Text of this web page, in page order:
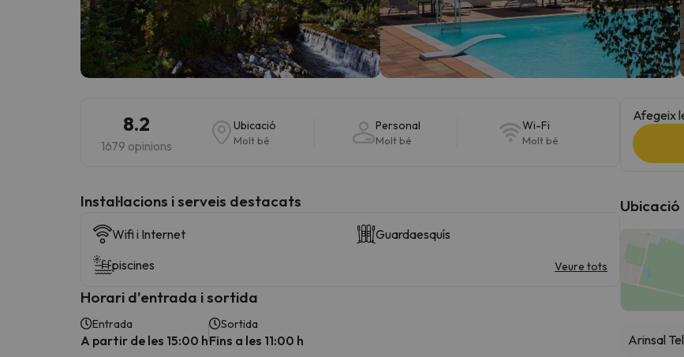
8.2
1679 opinions
Ubicació
Molt bé
Personal
Molt bé
Wi-Fi
Molt bé
Instal·lacions i serveis destacats
Wifi i Internet
Guardaesquís
piscines
Veure tots
Horari d'entrada i sortida
Entrada
A partir de les 15:00 h
Sortida
Fins a les 11:00 h
Afegeix
Ubicació
Arinsal